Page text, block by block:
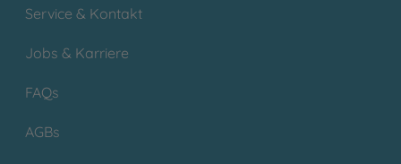
Service & Kontakt
Jobs & Karriere
FAQs
AGBs